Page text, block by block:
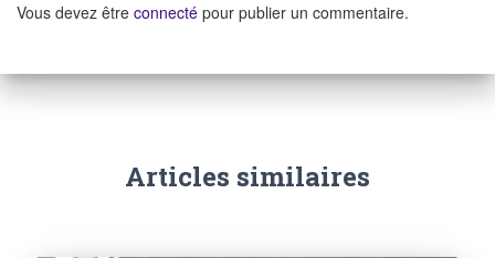
Vous devez être connecté pour publier un commentaire.
Articles similaires